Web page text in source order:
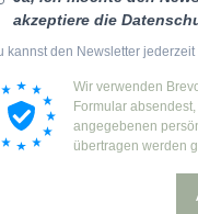
akzeptiere die
kannst den Newsletter
Wir verwenden
Formular
angegebenen
übertragen werden